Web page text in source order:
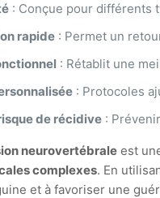
: Conçue pour différents
rapide : Permet un
: Rétablit une
: Protocoles
de récidive :
neurovertébrale est
complexes. En
et à favoriser une